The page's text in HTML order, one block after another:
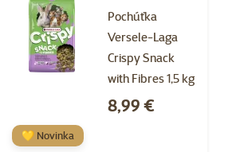
Pochúťka
Versele-Laga
Crispy Snack
with Fibres 1,5 kg
Cena
8,99 €
💛 Novinka